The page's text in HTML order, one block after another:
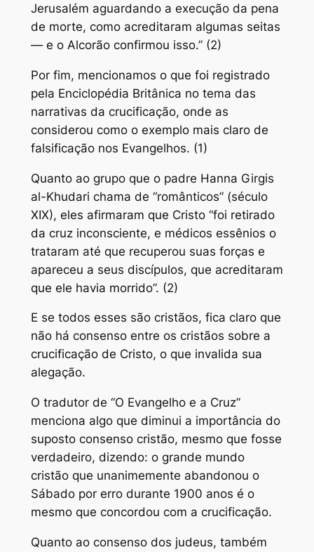
Jerusalém aguardando a execução da pena
de morte, como acreditaram algumas seitas
— e o Alcorão confirmou isso.” (2)
Por fim, mencionamos o que foi registrado
pela Enciclopédia Britânica no tema das
narrativas da crucificação, onde as
considerou como o exemplo mais claro de
falsificação nos Evangelhos. (1)
Quanto ao grupo que o padre Hanna Girgis
al-Khudari chama de “românticos” (século
XIX), eles afirmaram que Cristo “foi retirado
da cruz inconsciente, e médicos essênios o
trataram até que recuperou suas forças e
apareceu a seus discípulos, que acreditaram
que ele havia morrido”. (2)
E se todos esses são cristãos, fica claro que
não há consenso entre os cristãos sobre a
crucificação de Cristo, o que invalida sua
alegação.
O tradutor de “O Evangelho e a Cruz”
menciona algo que diminui a importância do
suposto consenso cristão, mesmo que fosse
verdadeiro, dizendo: o grande mundo
cristão que unanimemente abandonou o
Sábado por erro durante 1900 anos é o
mesmo que concordou com a crucificação.
Quanto ao consenso dos judeus, também